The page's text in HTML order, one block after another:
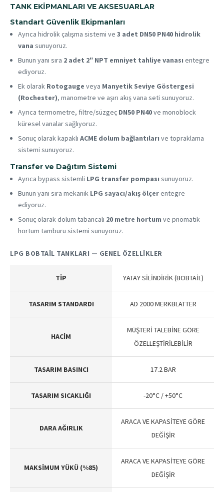
TANK EKIPMANLARI VE AKSESUARLAR
Standart Güvenlik Ekipmanları
Ayrıca hidrolik çalışma sistemi ve 3 adet DN50 PN40 hidrolik
vana sunuyoruz.
Bunun yanı sıra 2 adet 2″ NPT emniyet tahliye vanası entegre
ediyoruz.
Ek olarak Rotogauge veya Manyetik Seviye Göstergesi
(Rochester), manometre ve aşırı akış vana seti sunuyoruz.
Ayrıca termometre, filtre/süzgeç DN50 PN40ve monoblock
küresel vanalar sağlıyoruz.
Sonuç olarak kapaklı ACME dolum bağlantıları ve topraklama
sistemi sunuyoruz.
Transfer ve Dağıtım Sistemi
Ayrıca bypass sistemli LPG transfer pompası sunuyoruz.
Bunun yanı sıra mekanik LPG sayacı/akış ölçerentegre
ediyoruz.
Sonuç olarak dolum tabancalı 20 metre hortum ve pnömatik
hortum tamburu sistemi sunuyoruz.
LPG BOBTAIL TANKLARI — GENEL ÖZELLIKLER
TİP YATAY SİLİNDİRİK (BOBTAİL)
TASARIM STANDARDI AD 2000 MERKBLATTER
HACİM
MÜŞTERİ TALEBİNE GÖRE
ÖZELLEŞTİRİLEBİLİR
TASARIM BASINCI 17.2 BAR
TASARIM SICAKLIĞI -20°C / +50°C
DARA AĞIRLIK
ARACA VE KAPASİTEYE GÖRE
DEĞİŞİR
MAKSİMUM YÜKÜ (%85)
ARACA VE KAPASİTEYE GÖRE
DEĞİŞİR